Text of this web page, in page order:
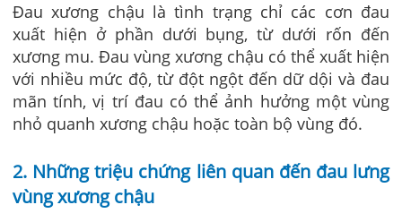
Đau xương chậu là tình trạng chỉ các cơn đau
xuất hiện ở phần dưới bụng, từ dưới rốn đến
xương mu. Đau vùng xương chậu có thể xuất hiện
với nhiều mức độ, từ đột ngột đến dữ dội và đau
mãn tính, vị trí đau có thể ảnh hưởng một vùng
nhỏ quanh xương chậu hoặc toàn bộ vùng đó.
2. Những triệu chứng liên quan đến đau lưng
vùng xương chậu